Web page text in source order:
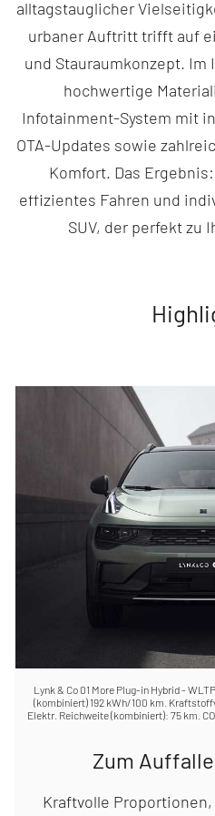
alltagstauglicher
urbaner Auftritt trifft auf
und Stauraumkonzept. Im
hochwertige
Infotainment-System mit
OTA-Updates sowie
Komfort. Das
effizientes Fahren und
SUV, der perfekt zu
Lynk & Co 01 More Plug-in Hybrid -
(kombiniert) 192 kWh/100 km.
Elektr. Reichweite (kombiniert): 75 km.
Zum
Kraftvolle